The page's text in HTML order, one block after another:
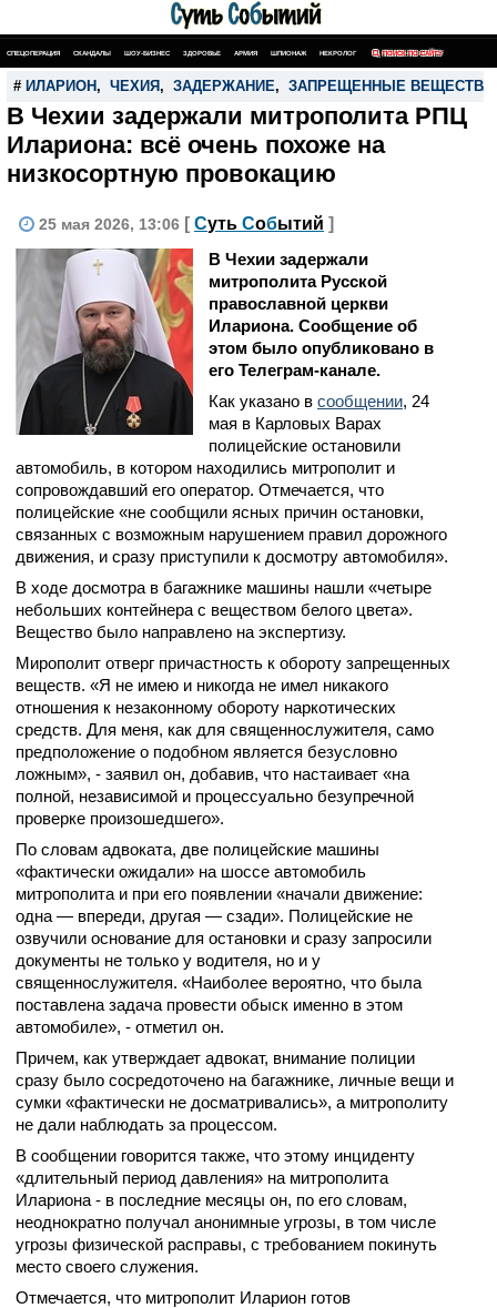
СПЕЦОПЕРАЦИЯ СКАНДАЛЫ ШОУ-БИЗНЕС ЗДОРОВЬЕ АРМИЯ ШПИОНАЖ НЕКРОЛОГ ПОИСК ПО САЙТУ
# ИЛАРИОН , ЧЕХИЯ , ЗАДЕРЖАНИЕ, ЗАПРЕЩЕННЫЕ ВЕЩЕСТВА
В Чехии задержали митрополита РПЦ
Илариона: всё очень похоже на
низкосортную провокацию
25 мая 2026, 13:06 [ Суть Событий ]
В Чехии задержали
митрополита Русской
православной церкви
Илариона. Сообщение об
этом было опубликовано в
его Телеграм-канале.
Как указано в сообщении, 24
мая в Карловых Варах
полицейские остановили
автомобиль, в котором находились митрополит и
сопровождавший его оператор. Отмечается, что
полицейские «не сообщили ясных причин остановки,
связанных с возможным нарушением правил дорожного
движения, и сразу приступили к досмотру автомобиля».
В ходе досмотра в багажнике машины нашли «четыре
небольших контейнера с веществом белого цвета».
Вещество было направлено на экспертизу.
Мирополит отверг причастность к обороту запрещенных
веществ. «Я не имею и никогда не имел никакого
отношения к незаконному обороту наркотических
средств. Для меня, как для священнослужителя, само
предположение о подобном является безусловно
ложным», - заявил он, добавив, что настаивает «на
полной, независимой и процессуально безупречной
проверке произошедшего».
По словам адвоката, две полицейские машины
«фактически ожидали» на шоссе автомобиль
митрополита и при его появлении «начали движение:
одна — впереди, другая — сзади». Полицейские не
озвучили основание для остановки и сразу запросили
документы не только у водителя, но и у
священнослужителя. «Наиболее вероятно, что была
поставлена задача провести обыск именно в этом
автомобиле», - отметил он.
Причем, как утверждает адвокат, внимание полиции
сразу было сосредоточено на багажнике, личные вещи и
сумки «фактически не досматривались», а митрополиту
не дали наблюдать за процессом.
В сообщении говорится также, что этому инциденту
«длительный период давления» на митрополита
Илариона - в последние месяцы он, по его словам,
неоднократно получал анонимные угрозы, в том числе
угрозы физической расправы, с требованием покинуть
место своего служения.
Отмечается, что митрополит Иларион готов